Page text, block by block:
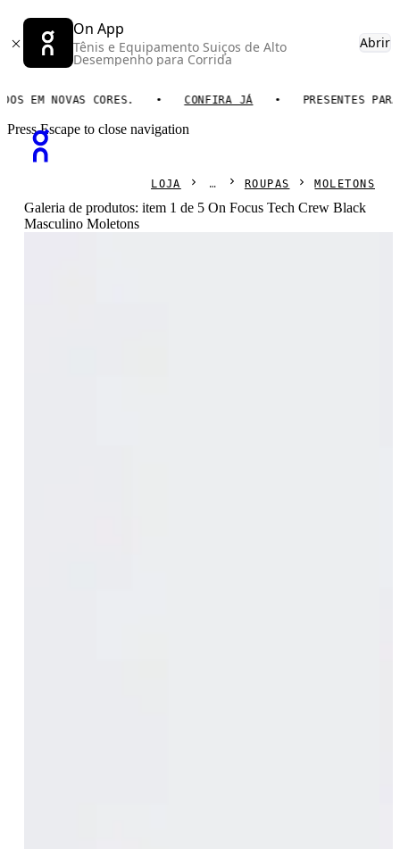
On App
Tênis e Equipamento Suiços de Alto
Desempenho para Corrida
Abrir
EM NOVAS CORES. CONFIRA JÁ PRESENTES PARA
Press Escape to close navigation
LOJA ROUPAS MOLETONS
Galeria de produtos: item 1 de 5 On Focus Tech Crew Black
Masculino Moletons